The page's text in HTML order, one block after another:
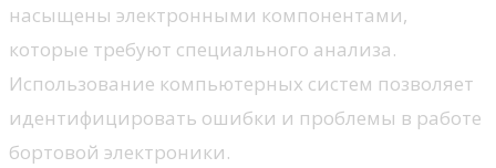
насыщены электронными компонентами,
которые требуют специального анализа.
Использование компьютерных систем позволяет
идентифицировать ошибки и проблемы в работе
бортовой электроники.